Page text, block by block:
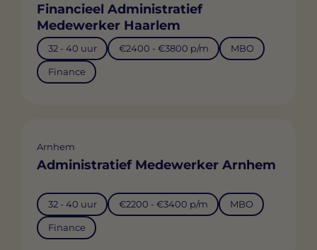
Financieel Administratief
Medewerker Haarlem
32 - 40 uur €2400 - €3800 p/m MBO
Finance
Arnhem
Administratief Medewerker Arnhem
32 - 40 uur €2200 - €3400 p/m MBO
Finance